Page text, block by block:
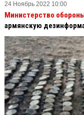
24 Ноябрь 2022 10:00
Министерство
армянскую